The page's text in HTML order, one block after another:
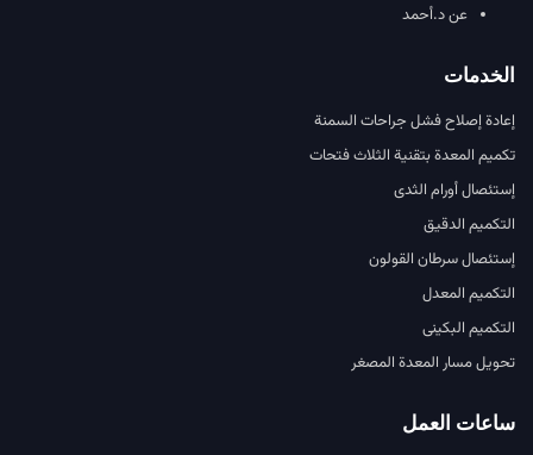
عن د.أحمد
الخدمات
إعادة إصلاح فشل جراحات السمنة
تكميم المعدة بتقنية الثلاث فتحات
إستئصال أورام الثدى
التكميم الدقيق
إستئصال سرطان القولون
التكميم المعدل
التكميم البكينى
تحويل مسار المعدة المصغر
ساعات العمل